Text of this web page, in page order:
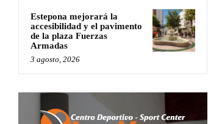
Estepona mejorará la
accesibilidad y el pavimento
de la plaza Fuerzas
Armadas
3 agosto, 2026